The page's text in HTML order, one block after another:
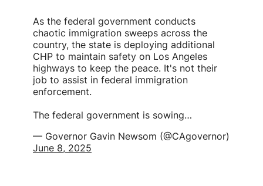
As the federal government conducts
chaotic immigration sweeps across the
country, the state is deploying additional
CHP to maintain safety on Los Angeles
highways to keep the peace. It's not their
job to assist in federal immigration
enforcement.
The federal government is sowing…
— Governor Gavin Newsom (@CAgovernor)
June 8, 2025